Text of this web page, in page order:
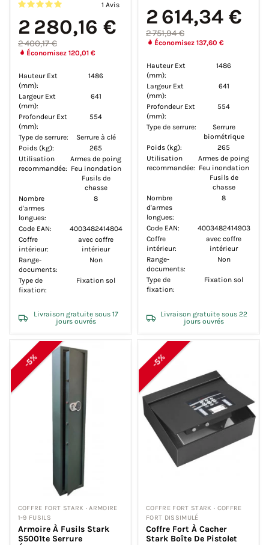
1 Avis
2 280,16 €
2 400,17 €
Économisez 120,01 €
Hauteur Ext
(mm):
1486
Largeur Ext
(mm):
641
Profondeur Ext
(mm):
554
Type de serrure:
Serrure à clé
Poids (kg):
265
Utilisation
recommandée:
Armes de poing
Feu inondation
Fusils de
chasse
Nombre
d'armes
longues:
8
Code EAN:
4003482414804
Coffre
intérieur:
avec coffre
intérieur
Range-
documents:
Non
Type de
fixation:
Fixation sol
Livraison gratuite sous 17
jours ouvrés
2 614,34 €
2 751,94 €
Économisez 137,60 €
Hauteur Ext
(mm):
1486
Largeur Ext
(mm):
641
Profondeur Ext
(mm):
554
Type de serrure:
Serrure
biométrique
Poids (kg):
265
Utilisation
recommandée:
Armes de poing
Feu inondation
Fusils de
chasse
Nombre
d'armes
longues:
8
Code EAN:
4003482414903
Coffre
intérieur:
avec coffre
intérieur
Range-
documents:
Non
Type de
fixation:
Fixation sol
Livraison gratuite sous 22
jours ouvrés
-5%
COFFRE FORT STARK · ARMOIRE
1-9 FUSILS
Armoire À Fusils Stark
S5001te Serrure
-5%
COFFRE FORT STARK · COFFRE
FORT DISSIMULÉ
Coffre Fort À Cacher
Stark Boîte De Pistolet